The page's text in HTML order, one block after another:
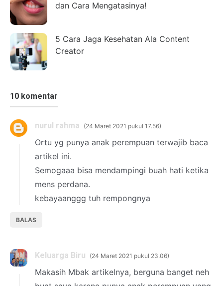
dan Cara Mengatasinya!
5 Cara Jaga Kesehatan Ala Content
Creator
10 komentar
nurul rahma 24 Maret 2021 pukul 17.56
Ortu yg punya anak perempuan terwajib baca
artikel ini.
Semogaaa bisa mendampingi buah hati ketika
mens perdana.
kebayaanggg tuh rempongnya
BALAS
Keluarga Biru 24 Maret 2021 pukul 23.06
Makasih Mbak artikelnya, berguna banget neh